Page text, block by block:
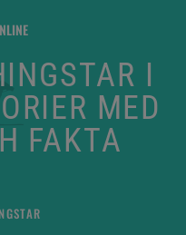
I
MED
FAKTA